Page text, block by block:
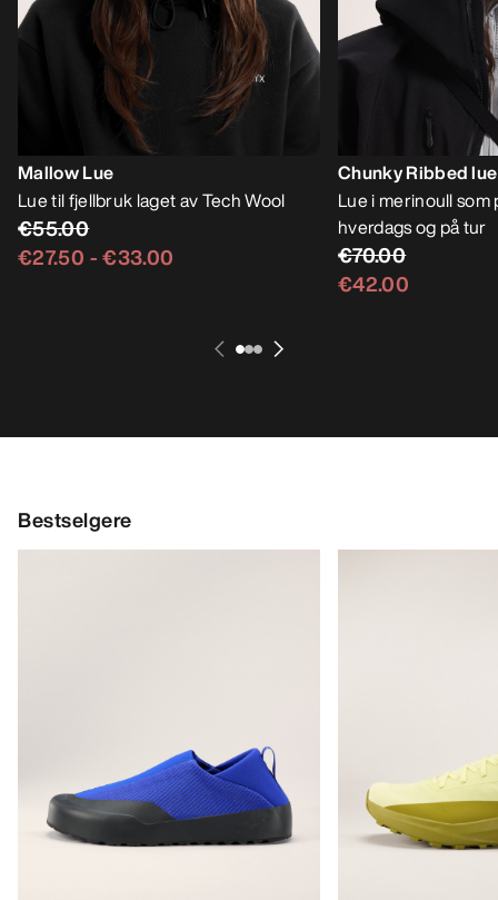
Mallow Lue
Lue til fjellbruk laget av Tech Wool
€55.00
€27.50 -€33.00
Chunky Ribbed lue
Lue i merinoull som
hverdags og på tur
€70.00
€42.00
Bestselgere